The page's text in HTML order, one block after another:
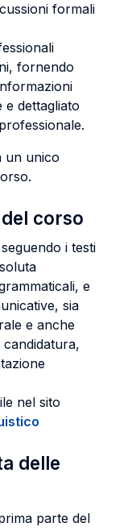
formali
fornendo
dettagliato
un unico
corso
i testi
e
sia
e anche
candidatura,
nel sito
delle
parte del